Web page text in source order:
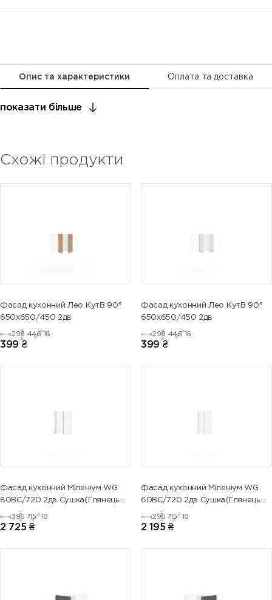
Опис та характеристики Оплата та доставка
показати більше
Схожі продукти
Фасад кухонний Лео КутВ 90°
650х650/450 2дв
298 446 16
399 ₴
Фасад кухонний Лео КутВ 90°
650х650/450 2дв
298 446 16
399 ₴
Фасад кухонний Міленіум WG
80ВС/720 2дв Сушка(Глянець
Білий)
396 715 18
2 725 ₴
Фасад кухонний Міленіум WG
60ВС/720 2дв Сушка(Глянець
Білий (Серія М))
296 715 18
2 195 ₴